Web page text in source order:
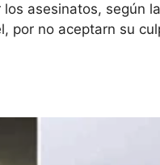
asesinatos, según
por no aceptarn su